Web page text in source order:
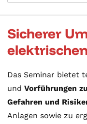
Sicherer
Das Seminar bietet
und Vorführungen
Gefahren und
Anlagen sowie zu